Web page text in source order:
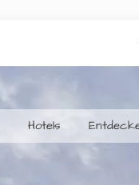
Hotels